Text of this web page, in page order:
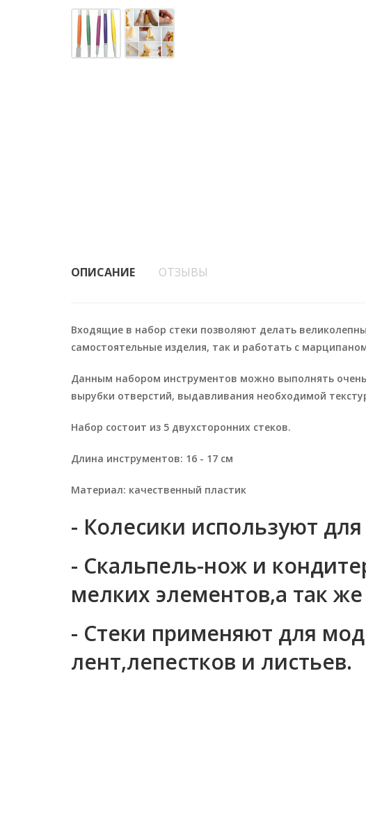
ОПИСАНИЕ ОТЗЫВЫ
Входящие в набор стеки позволяют делать
самостоятельные изделия, так и работать с
Данным набором инструментов можно выполнять
вырубки отверстий, выдавливания необходимой
Набор состоит из 5 двухсторонних стеков.
Длина инструментов: 16 - 17 см
Материал: качественный пластик
- Колесики используют
- Скальпель-нож и
мелких элементов,а так
- Стеки применяют для
лент,лепестков и листьев.